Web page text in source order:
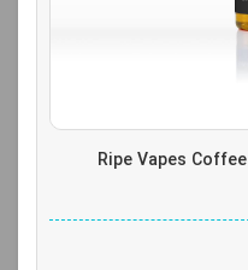
جویس قهوه توباکو رایپ ویپز | Ripe Vapes Coffee